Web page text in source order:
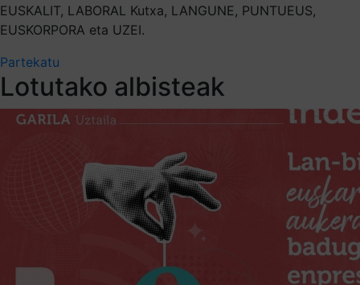
EUSKALIT, LABORAL Kutxa, LANGUNE, PUNTUEUS,
EUSKORPORA eta UZEI.
Partekatu
Lotutako albisteak